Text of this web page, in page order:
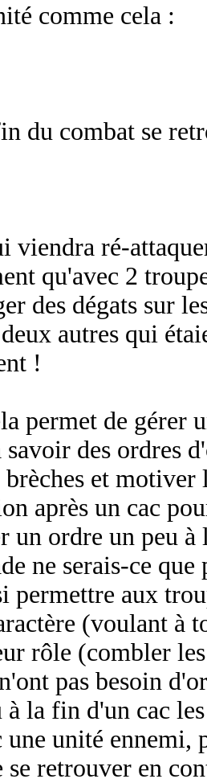
comme cela :
du combat se
viendra ré-
qu'avec 2
des dégats sur
autres qui
!
permet de gérer
des ordres
et
après un cac
un ordre un peu
ne serais-ce
permettre aux
(voulant à
rôle (combler
pas besoin
la fin d'un cac
une unité ennemi,
retrouver en